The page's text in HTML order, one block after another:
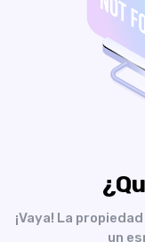
¡Vaya! La
un